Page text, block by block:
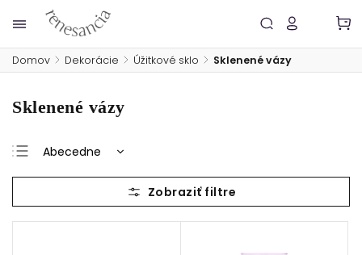
Domov / Dekorácie / Úžitkové sklo / Sklenené vázy
Sklenené vázy
Abecedne
Najlacnejšie
Najdrahšie